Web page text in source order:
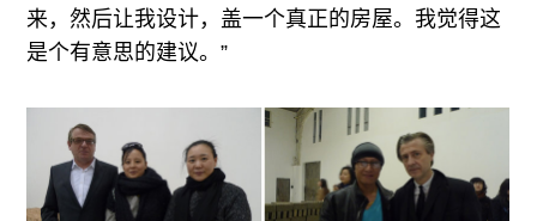
来，然后让我设计，盖一个真正的房屋。我觉得这
是个有意思的建议。”